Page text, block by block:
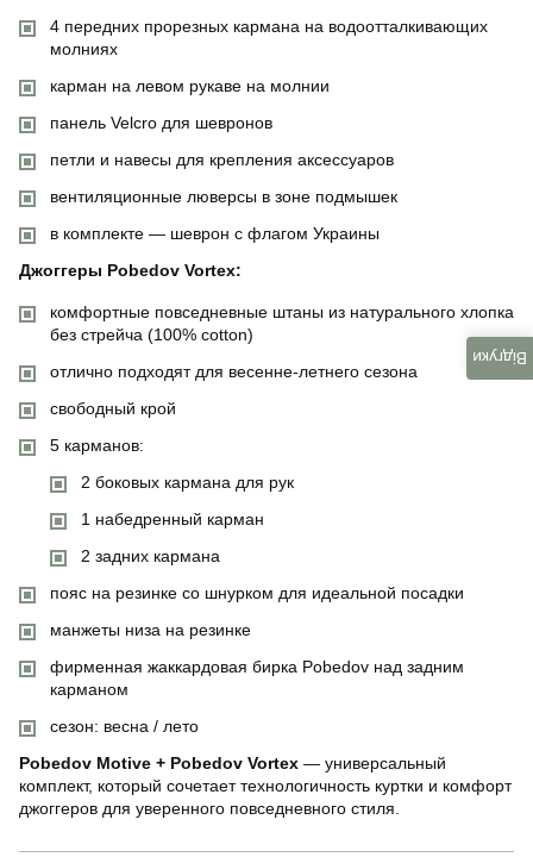
4 передних прорезных кармана на водоотталкивающих
молниях
карман на левом рукаве на молнии
панель Velcro для шевронов
петли и навесы для крепления аксессуаров
вентиляционные люверсы в зоне подмышек
в комплекте — шеврон с флагом Украины
Джоггеры Pobedov Vortex:
комфортные повседневные штаны из натурального хлопка
без стрейча (100% cotton)
отлично подходят для весенне-летнего сезона
свободный крой
5 карманов:
2 боковых кармана для рук
1 набедренный карман
2 задних кармана
пояс на резинке со шнурком для идеальной посадки
манжеты низа на резинке
фирменная жаккардовая бирка Pobedov над задним
карманом
сезон: весна / лето
Pobedov Motive + Pobedov Vortex — универсальный
комплект, который сочетает технологичность куртки и комфорт
джоггеров для уверенного повседневного стиля.
Відгуки